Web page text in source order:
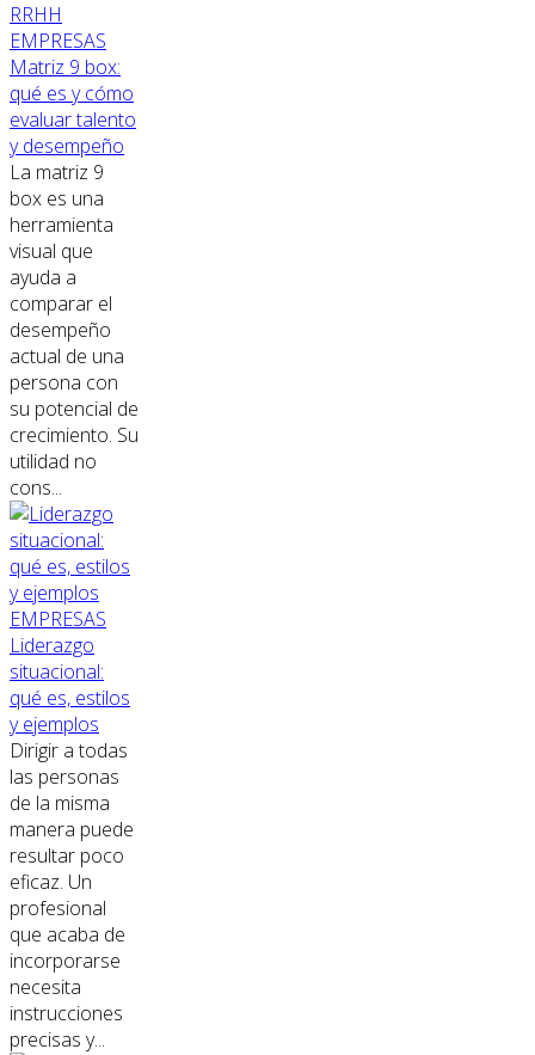
RRHH
EMPRESAS
Matriz 9 box:
qué es y cómo
evaluar talento
y desempeño
La matriz 9
box es una
herramienta
visual que
ayuda a
comparar el
desempeño
actual de una
persona con
su potencial de
crecimiento. Su
utilidad no
cons...
EMPRESAS
Liderazgo
situacional:
qué es, estilos
y ejemplos
Dirigir a todas
las personas
de la misma
manera puede
resultar poco
eficaz. Un
profesional
que acaba de
incorporarse
necesita
instrucciones
precisas y...